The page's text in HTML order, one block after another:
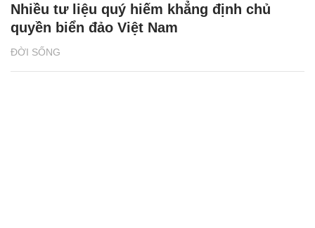
ĐỜI SỐNG
Nhiều tư liệu quý hiếm khẳng định chủ
quyền biển đảo Việt Nam